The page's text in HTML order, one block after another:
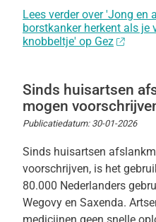
Lees verderover 'Jong en
borstkanker herkent als je
knobbeltje' op Gez
Sinds huisartsen
mogen
Publicatiedatum: 30-01-2026
Sinds huisartsen
voorschrijven, is het
80.000 Nederlanders
Wegovy en Saxenda.